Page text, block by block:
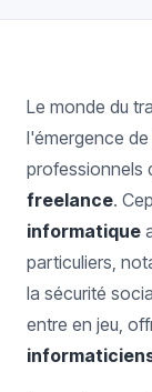
Le monde du
l'émergence de
professionnels
freelance.
informatique
particuliers,
la sécurité
entre en jeu,